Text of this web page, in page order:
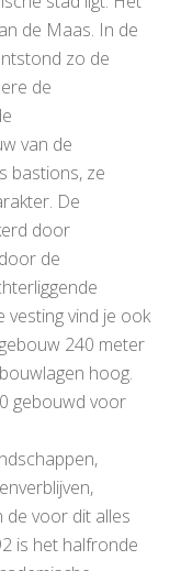
de Maas. In de
zo de
de
van de
bastions, ze
De
door
de
vesting vind je ook
240 meter
hoog.
gebouwd voor
de voor dit alles
is het halfronde